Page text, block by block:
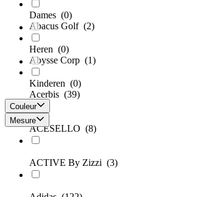
Abacus Golf (2)
Abysse Corp (1)
Acerbis (39)
ACESELLO (8)
ACTIVE By Zizzi (3)
Dames (0)
Heren (0)
Kinderen (0)
Couleur
Mesure